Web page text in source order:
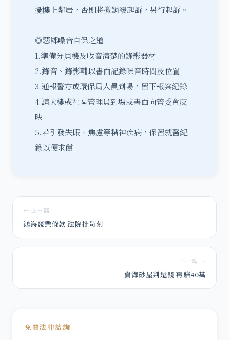
擾樓上鄰居，否則將撤銷緩起訴，另行起訴 。
◎惡鄰噪音自保之道
1.準備分貝機及收音清楚的錄影器材
2.錄音、錄影輔以書面記錄噪音時間及位置
3.通報警方或環保局人員到場，留下報案紀錄
4.請大樓或社區管理員到場或書面向管委會反
映
5.若引發失眠、焦慮等精神疾病，保留就醫紀
錄以便求償
← 上一篇
鴻海競業條款 法院批苛刻
下一篇 →
賣海砂屋判還錢 再賠40萬
免費法律諮詢